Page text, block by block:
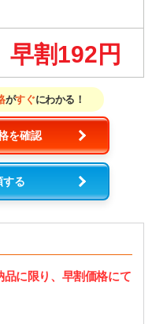
早割192円
がすぐにわかる！
を確認
する
品に限り、早割価格にて